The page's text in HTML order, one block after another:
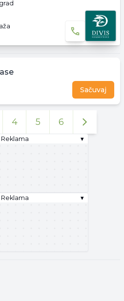
Sačuvaj
4 5 6
Reklama ▾
Reklama ▾